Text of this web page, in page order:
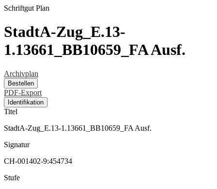
Schriftgut Plan
StadtA-Zug_E.13-
1.13661_BB10659_FA Ausf.
Archivplan
Bestellen
PDF-Export
Identifikation
Titel
StadtA-Zug_E.13-1.13661_BB10659_FA Ausf.
Signatur
CH-001402-9:454734
Stufe